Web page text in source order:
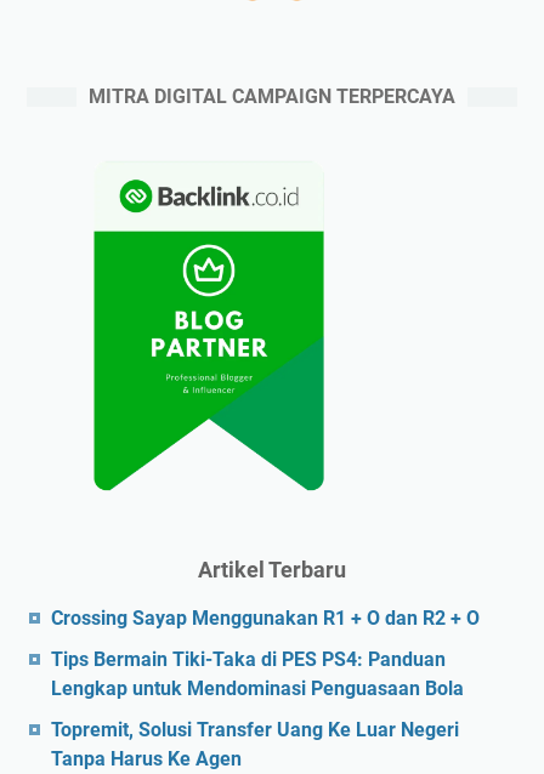
MITRA DIGITAL CAMPAIGN TERPERCAYA
Artikel Terbaru
Crossing Sayap Menggunakan R1 + O dan R2 + O
Tips Bermain Tiki-Taka di PES PS4: Panduan
Lengkap untuk Mendominasi Penguasaan Bola
Topremit, Solusi Transfer Uang Ke Luar Negeri
Tanpa Harus Ke Agen